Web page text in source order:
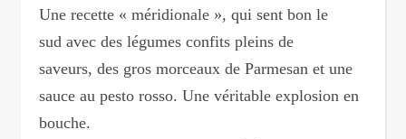
Une recette « méridionale », qui sent bon le
sud avec des légumes confits pleins de
saveurs, des gros morceaux de Parmesan et une
sauce au pesto rosso. Une véritable explosion en
bouche.